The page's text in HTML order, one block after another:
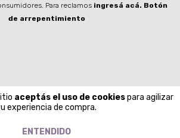
aceptás el uso de cookiespara agilizar
experiencia de compra.
ENTENDIDO
Para reclamos ingresá acá. Botón
de arrepentimiento